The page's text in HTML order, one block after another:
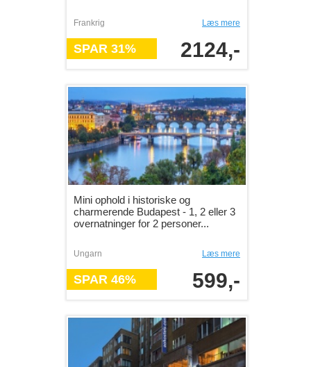
Frankrig Læs mere
SPAR 31% 2124,-
Mini ophold i historiske og
charmerende Budapest - 1, 2 eller 3
overnatninger for 2 personer...
Ungarn Læs mere
SPAR 46% 599,-